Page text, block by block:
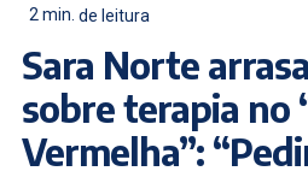
2min. de leitura
Sara Norte
sobre terapia no
Vermelha”: